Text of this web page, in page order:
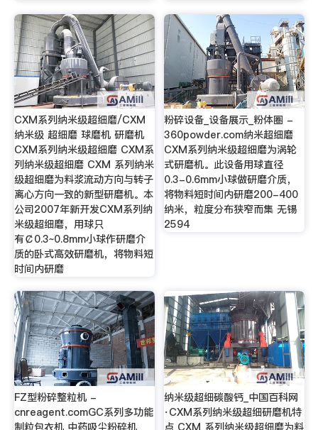
CXM系列纳米级超细磨/CXM
纳米级 超细磨 球磨机 研磨机
CXM系列纳米级超细磨 CXM系
列纳米级超细磨 CXM 系列纳米
级超细磨为料浆流动方向与转子
离心方向一致的新型研磨机。本
公司2007年新开发CXM系列纳
米级超细磨，用球只
有￠0.3~0.8mm小球作研磨介
质的卧式高效研磨机，将物料短
时间内研磨
粉碎设备_设备展示_粉体圈 -
360powder.com纳米超细磨
CXM系列纳米级超细磨为涡轮
式研磨机。此设备用球直径
0.3-0.6mm小球做研磨介质，
将物料短时间内研磨200-400
纳米，粒度分布狭窄而集 无锡
2594
FZ型粉碎整粒机 -
cnreagent.comGC系列多功能
制粒包衣机 中药吸尘粉碎机
纳米级超细碳酸钙_中国百科网
·CXM系列纳米级超细研磨机特
点 CXM 系列纳米级超细磨为料